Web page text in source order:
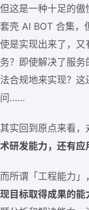
但这是一种十足的傲
套壳 AI BOT 合集，
使是实现出来了，
务？即使解决了服
法合规地来实现？
问……
其实回到原点来看，
术研发能力，还有应
而所谓「工程能力」，
现目标取得成果的能